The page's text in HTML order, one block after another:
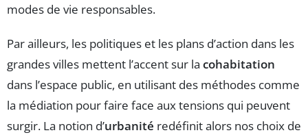
modes de vie responsables.
Par ailleurs, les politiques et les plans d’action dans les
grandes villes mettent l’accent sur la cohabitation
dans l’espace public, en utilisant des méthodes comme
la médiation pour faire face aux tensions qui peuvent
surgir. La notion d’urbanité redéfinit alors nos choix de